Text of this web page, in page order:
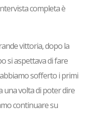
completa è
vittoria, dopo la
si aspettava di fare
sofferto i primi
una volta di poter dire
continuare su